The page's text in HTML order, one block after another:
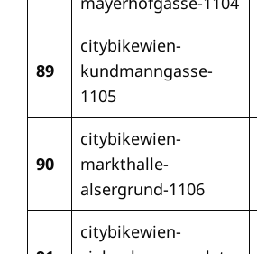
89
citybikewien-
kundmanngasse-
1105
90
citybikewien-
markthalle-
alsergrund-1106
citybikewien-